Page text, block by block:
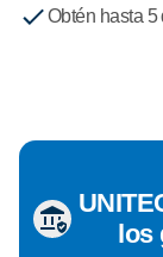
Obtén hasta
los